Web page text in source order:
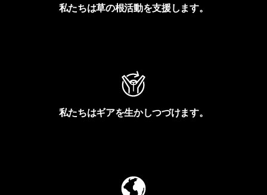
私たちは草の根活動を支援します。
私たちはギアを生かしつづけます。